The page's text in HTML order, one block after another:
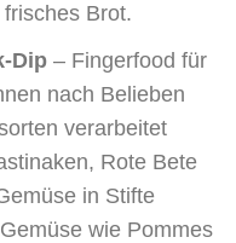
Brot.
Dip – Fingerfood für
nach Belieben
verarbeitet
Rote Bete
in Stifte
wie Pommes